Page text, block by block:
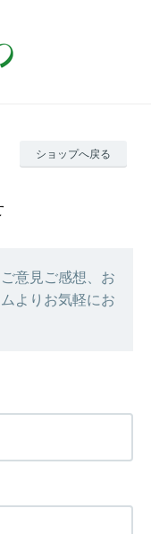
ショップへ戻る
意見ご感想、お
よりお気軽にお